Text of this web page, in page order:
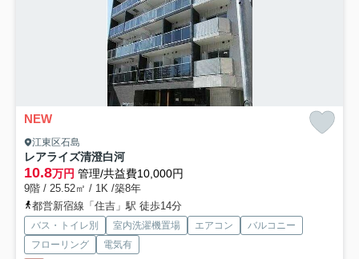
NEW
江東区石島
レアライズ清澄白河
10.8万円 管理/共益費10,000円
9階 / 25.52㎡ / 1K /築8年
都営新宿線「住吉」駅 徒歩14分
バス・トイレ別 室内洗濯機置場 エアコン
バルコニー
フローリング
電気有